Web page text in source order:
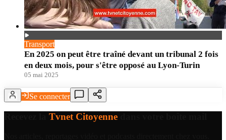
Transport
En 2025 on peut être traîné devant un tribunal 2 fois
en deux mois, pour s'être opposé au Lyon-Turin
05 mai 2025
Se connecter
Tvnet Citoyenne